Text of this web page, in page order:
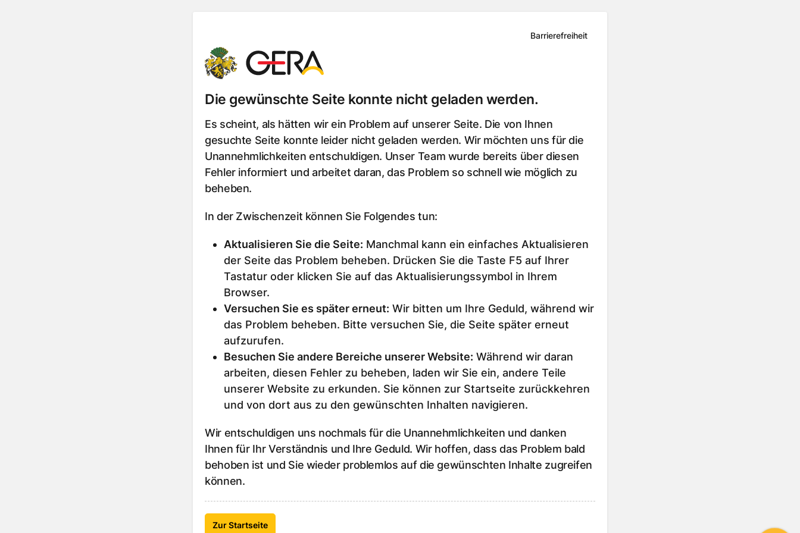
Barrierefreiheit
Die gewünschte Seite konnte nicht geladen werden.
Es scheint, als hätten wir ein Problem auf unserer Seite. Die von Ihnen
gesuchte Seite konnte leider nicht geladen werden. Wir möchten uns für die
Unannehmlichkeiten entschuldigen. Unser Team wurde bereits über diesen
Fehler informiert und arbeitet daran, das Problem so schnell wie möglich zu
beheben.
In der Zwischenzeit können Sie Folgendes tun:
Aktualisieren Sie die Seite: Manchmal kann ein einfaches Aktualisieren
der Seite das Problem beheben. Drücken Sie die Taste F5 auf Ihrer
Tastatur oder klicken Sie auf das Aktualisierungssymbol in Ihrem
Browser.
Versuchen Sie es später erneut: Wir bitten um Ihre Geduld, während wir
das Problem beheben. Bitte versuchen Sie, die Seite später erneut
aufzurufen.
Besuchen Sie andere Bereiche unserer Website: Während wir daran
arbeiten, diesen Fehler zu beheben, laden wir Sie ein, andere Teile
unserer Website zu erkunden. Sie können zur Startseite zurückkehren
und von dort aus zu den gewünschten Inhalten navigieren.
Wir entschuldigen uns nochmals für die Unannehmlichkeiten und danken
Ihnen für Ihr Verständnis und Ihre Geduld. Wir hoffen, dass das Problem bald
behoben ist und Sie wieder problemlos auf die gewünschten Inhalte zugreifen
können.
Zur Startseite